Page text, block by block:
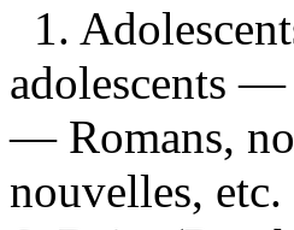
1.
adolescents —
— Romans,
nouvelles,